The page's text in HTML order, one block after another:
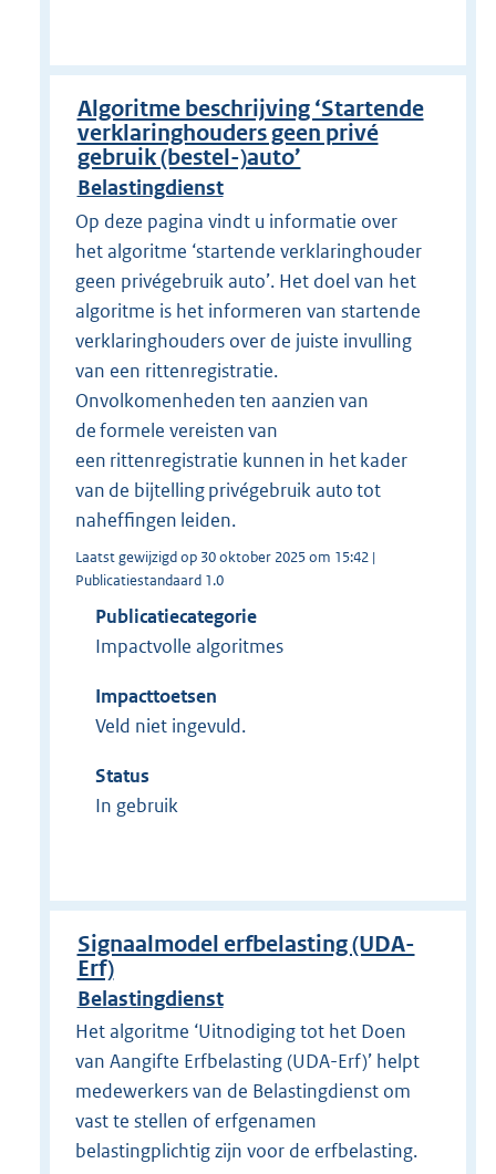
Algoritme beschrijving ‘Startende
verklaringhouders geen privé
gebruik (bestel-)auto’
Belastingdienst
Op deze pagina vindt u informatie over
het algoritme ‘startende verklaringhouder
geen privégebruik auto’. Het doel van het
algoritme is het informeren van startende
verklaringhouders over de juiste invulling
van een rittenregistratie.
Onvolkomenheden ten aanzien van
de formele vereisten van
een rittenregistratie kunnen in het kader
van de bijtelling privégebruik auto tot
naheffingen leiden.
Laatst gewijzigd op 30 oktober 2025 om 15:42 |
Publicatiestandaard 1.0
Publicatiecategorie
Impactvolle algoritmes
Impacttoetsen
Veld niet ingevuld.
Status
In gebruik
Signaalmodel erfbelasting (UDA-
Erf)
Belastingdienst
Het algoritme ‘Uitnodiging tot het Doen
van Aangifte Erfbelasting (UDA-Erf)’ helpt
medewerkers van de Belastingdienst om
vast te stellen of erfgenamen
belastingplichtig zijn voor de erfbelasting.